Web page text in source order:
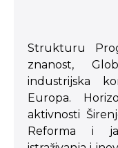
Strukturu
znanost,
industrijska
Europa.
aktivnosti
Reforma i